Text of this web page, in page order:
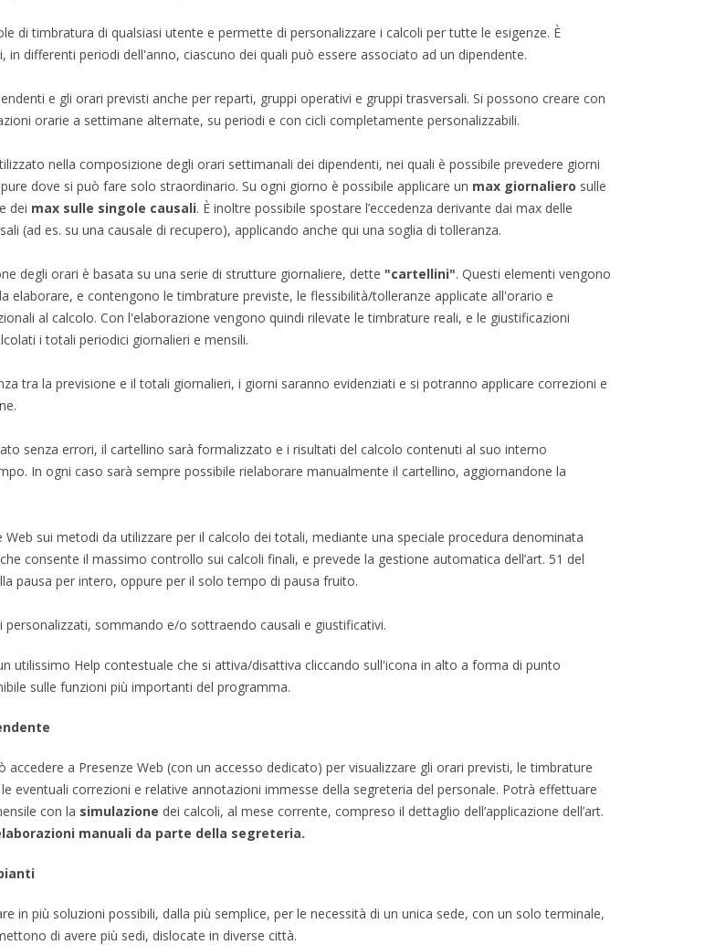
di timbratura di qualsiasi utente e permette di personalizzare i calcoli per tutte le esigenze. È
in differenti periodi dell'anno, ciascuno dei quali può essere associato ad un dipendente.
e gli orari previsti anche per reparti, gruppi operativi e gruppi trasversali. Si possono creare con
orarie a settimane alternate, su periodi e con cicli completamente personalizzabili.
nella composizione degli orari settimanali dei dipendenti, nei quali è possibile prevedere giorni
dove si può fare solo straordinario. Su ogni giorno è possibile applicare un max giornaliero sulle
dei max sulle singole causali. È inoltre possibile spostare l’eccedenza derivante dai max delle
(ad es. su una causale di recupero), applicando anche qui una soglia di tolleranza.
degli orari è basata su una serie di strutture giornaliere, dette "cartellini". Questi elementi vengono
elaborare, e contengono le timbrature previste, le flessibilità/tolleranze applicate all'orario e
al calcolo. Con l'elaborazione vengono quindi rilevate le timbrature reali, e le giustificazioni
i totali periodici giornalieri e mensili.
tra la previsione e il totali giornalieri, i giorni saranno evidenziati e si potranno applicare correzioni e
senza errori, il cartellino sarà formalizzato e i risultati del calcolo contenuti al suo interno
In ogni caso sarà sempre possibile rielaborare manualmente il cartellino, aggiornandone la
Web sui metodi da utilizzare per il calcolo dei totali, mediante una speciale procedura denominata
consente il massimo controllo sui calcoli finali, e prevede la gestione automatica dell’art. 51 del
pausa per intero, oppure per il solo tempo di pausa fruito.
personalizzati, sommando e/o sottraendo causali e giustificativi.
utilissimo Help contestuale che si attiva/disattiva cliccando sull'icona in alto a forma di punto
sulle funzioni più importanti del programma.
accedere a Presenze Web (con un accesso dedicato) per visualizzare gli orari previsti, le timbrature
eventuali correzioni e relative annotazioni immesse della segreteria del personale. Potrà effettuare
con la simulazione dei calcoli, al mese corrente, compreso il dettaglio dell’applicazione dell’art.
manuali da parte della segreteria.
in più soluzioni possibili, dalla più semplice, per le necessità di un unica sede, con un solo terminale,
di avere più sedi, dislocate in diverse città.